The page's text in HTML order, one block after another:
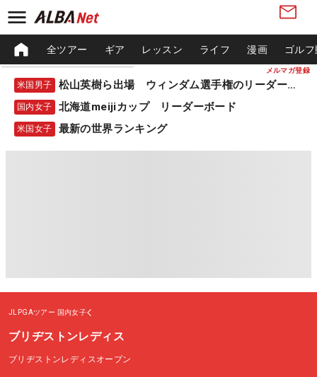
メルマガ登録
全ツアー ギア レッスン ライフ 漫画 ゴル
米国男子 松山英樹ら出場 ウィンダム選手権のリーダーボード
国内女子 北海道meijiカップ リーダーボード
米国女子 最新の世界ランキング
JLPGAツアー 国内女子
ブリヂストンレディス
ブリヂストンレディスオープン